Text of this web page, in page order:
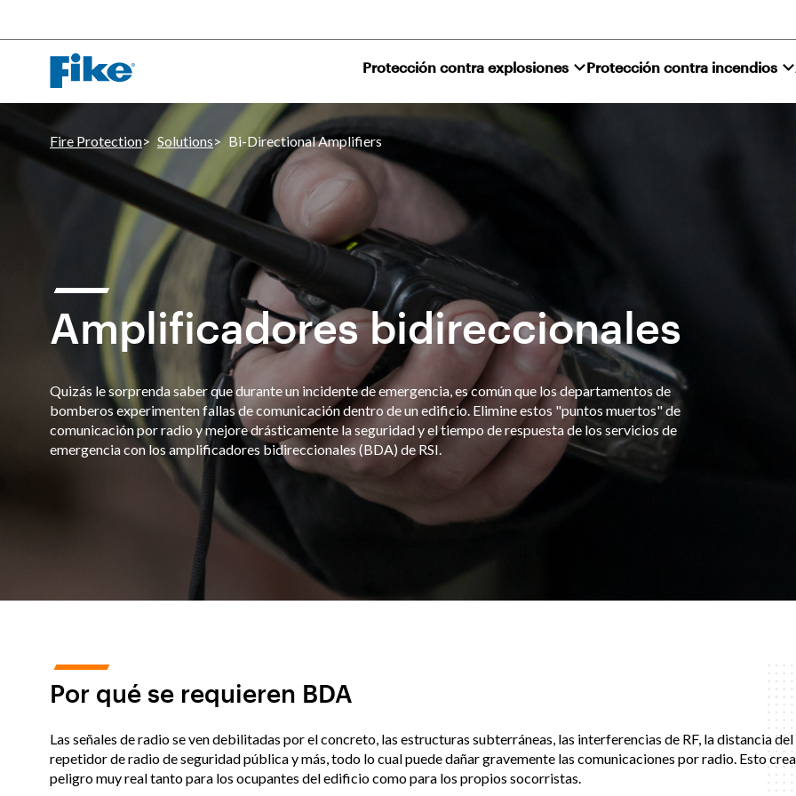
Protección contra explosiones Protección contra incendios
Fire Protection Solutions Bi-Directional Amplifiers
Amplificadores bidireccionales
Quizás le sorprenda saber que durante un incidente de emergencia, es común que los departamentos de
bomberos experimenten fallas de comunicación dentro de un edificio. Elimine estos "puntos muertos" de
comunicación por radio y mejore drásticamente la seguridad y el tiempo de respuesta de los servicios de
emergencia con los amplificadores bidireccionales (BDA) de RSI.
Por qué se requieren BDA
Las señales de radio se ven debilitadas por el concreto, las estructuras subterráneas, las interferencias de RF, la distancia del
repetidor de radio de seguridad pública y más, todo lo cual puede dañar gravemente las comunicaciones por radio. Esto
peligro muy real tanto para los ocupantes del edificio como para los propios socorristas.